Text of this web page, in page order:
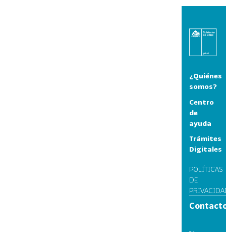
¿Quiénes
somos?
Centro
de
ayuda
Trámites
Digitales
POLÍTICAS
DE